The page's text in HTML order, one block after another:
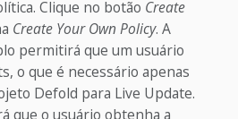
Clique no botão Create
Create Your Own Policy. A
permitirá que um usuário
o que é necessário apenas
Defold para Live Update.
que o usuário obtenha a